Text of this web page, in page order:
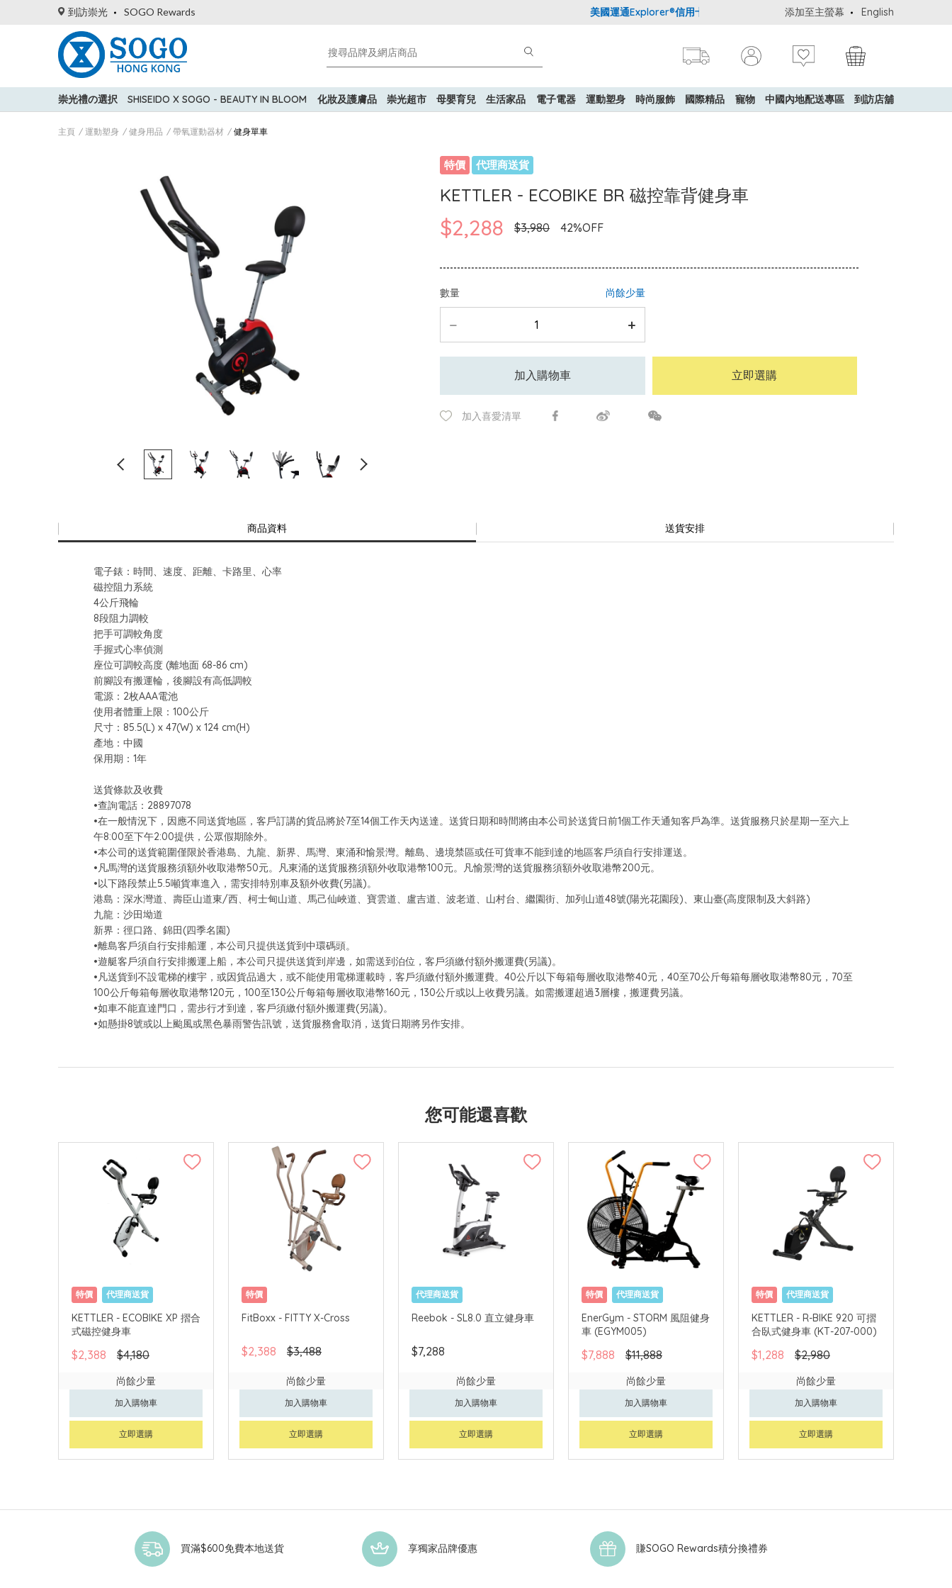
到訪崇光 SOGO Rewards 美國運通Explorer®信用卡會員購物禮遇：高達5%簽賬回贈！ 購買一般貨品(冷凍食
添加至主螢幕 English
崇光禮の選択 SHISEIDO X SOGO - BEAUTY IN BLOOM 化妝及護膚品 崇光超市 母嬰育兒 生活家品 電子電器 運動塑身 時尚服飾 國際精品 寵物 中國內地配送專區 到訪店舖
主頁 運動塑身 健身用品 帶氧運動器材 健身單車
特價 代理商送貨
KETTLER - ECOBIKE BR 磁控靠背健身車
$2,288 $3,980 42%OFF
數量 尚餘少量
加入購物車 立即選購
加入喜愛清單
商品資料 送貨安排
電子錶：時間、速度、距離、卡路里、心率
磁控阻力系統
4公斤飛輪
8段阻力調較
把手可調較角度
手握式心率偵測
座位可調較高度 (離地面 68-86 cm)
前腳設有搬運輪，後腳設有高低調較
電源：2枚AAA電池
使用者體重上限：100公斤
尺寸：85.5(L) x 47(W) x 124 cm(H)
產地：中國
保用期：1年
送貨條款及收費
•查詢電話：28897078
•在一般情況下，因應不同送貨地區，客戶訂講的貨品將於7至14個工作天內送達。送貨日期和時間將由本公司於送貨日前1個工作天通知客戶為準。送貨服務只於星期一至六上
午8:00至下午2:00提供，公眾假期除外。
•本公司的送貨範圍僅限於香港島、九龍、新界、馬灣、東涌和愉景灣。離島、邊境禁區或任可貨車不能到達的地區客戶須自行安排運送。
•凡馬灣的送貨服務須額外收取港幣50元。凡東涌的送貨服務須額外收取港幣100元。凡愉景灣的送貨服務須額外收取港幣200元。
•以下路段禁止5.5噸貨車進入，需安排特別車及額外收費(另議)。
港島：深水灣道、壽臣山道東/西、柯士甸山道、馬己仙峽道、寶雲道、盧吉道、波老道、山村台、繼園街、加列山道48號(陽光花園段)、東山臺(高度限制及大斜路)
九龍：沙田坳道
新界：徑口路、錦田(四季名園)
•離島客戶須自行安排船運，本公司只提供送貨到中環碼頭。
•遊艇客戶須自行安排搬運上船，本公司只提供送貨到岸邊，如需送到泊位，客戶須繳付額外搬運費(另議)。
•凡送貨到不設電梯的樓宇，或因貨品過大，或不能使用電梯運載時，客戶須繳付額外搬運費。40公斤以下每箱每層收取港幣40元，40至70公斤每箱每層收取港幣80元，70至
100公斤每箱每層收取港幣120元，100至130公斤每箱每層收取港幣160元，130公斤或以上收費另議。如需搬運超過3層樓，搬運費另議。
•如車不能直達門口，需步行才到達，客戶須繳付額外搬運費(另議)。
•如懸掛8號或以上颱風或黑色暴雨警告訊號，送貨服務會取消，送貨日期將另作安排。
您可能還喜歡
特價 代理商送貨
KETTLER - ECOBIKE XP 摺合
式磁控健身車
$2,388 $4,180
尚餘少量
加入購物車
立即選購
特價
FitBoxx - FITTY X-Cross
$2,388 $3,488
尚餘少量
加入購物車
立即選購
代理商送貨
Reebok - SL8.0 直立健身車
$7,288
尚餘少量
加入購物車
立即選購
特價 代理商送貨
EnerGym - STORM 風阻健身
車 (EGYM005)
$7,888 $11,888
尚餘少量
加入購物車
立即選購
特價 代理商送貨
KETTLER - R-BIKE 920 可摺
合臥式健身車 (KT-207-000)
$1,288 $2,980
尚餘少量
加入購物車
立即選購
買滿$600免費本地送貨 享獨家品牌優惠 賺SOGO Rewards積分換禮券